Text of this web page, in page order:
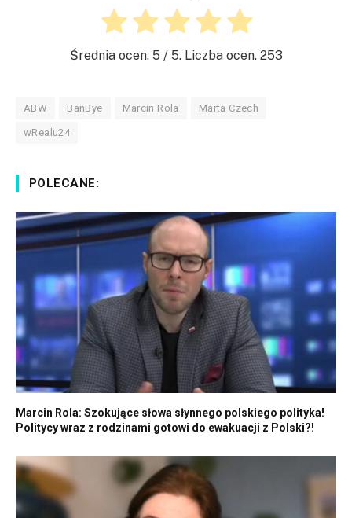
Średnia ocen. 5 / 5. Liczba ocen. 253
ABW BanBye Marcin Rola Marta Czech
wRealu24
POLECANE:
Marcin Rola: Szokujące słowa słynnego polskiego polityka!
Politycy wraz z rodzinami gotowi do ewakuacji z Polski?!